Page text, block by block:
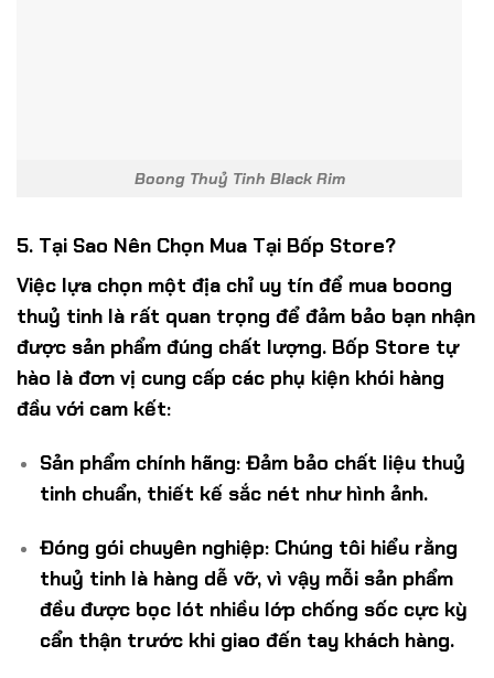
Boong Thuỷ Tinh Black Rim
5. Tại Sao Nên Chọn Mua Tại Bốp Store?
Việc lựa chọn một địa chỉ uy tín để mua boong
thuỷ tinh là rất quan trọng để đảm bảo bạn nhận
được sản phẩm đúng chất lượng. Bốp Store tự
hào là đơn vị cung cấp các phụ kiện khói hàng
đầu với cam kết:
Sản phẩm chính hãng: Đảm bảo chất liệu thuỷ
tinh chuẩn, thiết kế sắc nét như hình ảnh.
Đóng gói chuyên nghiệp: Chúng tôi hiểu rằng
thuỷ tinh là hàng dễ vỡ, vì vậy mỗi sản phẩm
đều được bọc lót nhiều lớp chống sốc cực kỳ
cẩn thận trước khi giao đến tay khách hàng.